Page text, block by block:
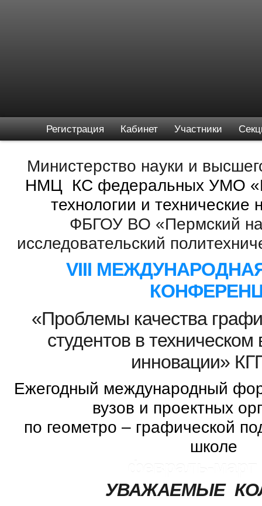
Регистрация Кабинет Участники
Министерство науки и
НМЦ КС федеральных УМО
технологии и
ФБГОУ ВО «Пермский
исследовательский
VIII
«Проблемы качества
студентов в
инновации»
Ежегодный международный
вузов и проектных
по геометро – графической
школе
УВАЖАЕМЫЕ